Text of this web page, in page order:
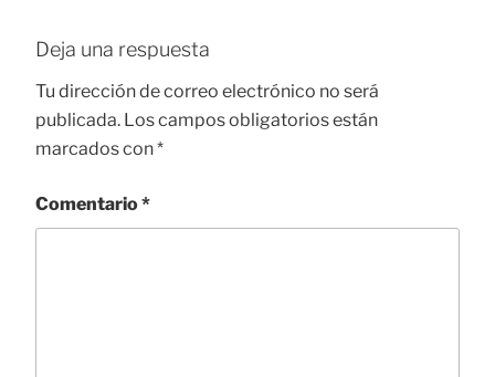
Deja una respuesta
Tu dirección de correo electrónico no será
publicada. Los campos obligatorios están
marcados con*
Comentario*